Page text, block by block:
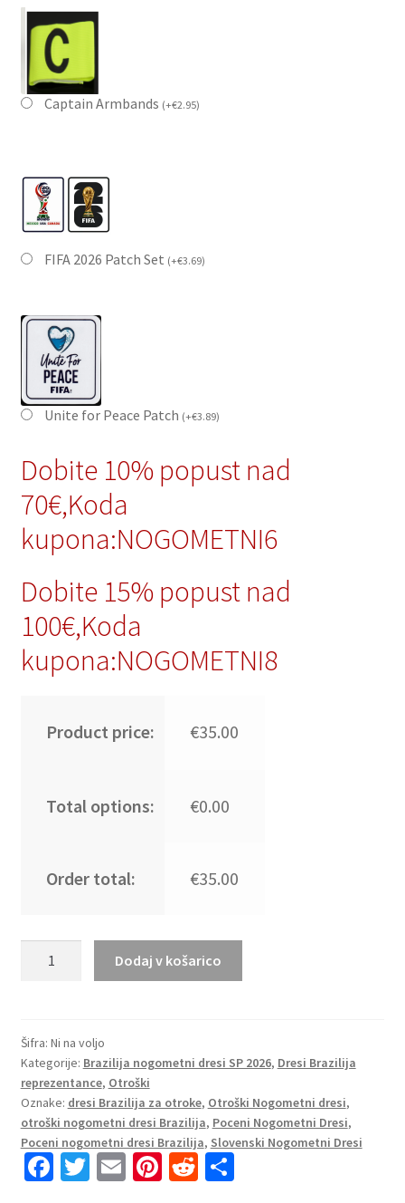
Captain Armbands (+€2.95)
FIFA 2026 Patch Set (+€3.69)
Unite for Peace Patch (+€3.89)
Dobite 10% popust nad
70€,Koda
kupona:NOGOMETNI6
Dobite 15% popust nad
100€,Koda
kupona:NOGOMETNI8
Product price: €35.00
Total options: €0.00
Order total: €35.00
Brazilija
SP
2026
Raphinha
Belloli
#11
Domači
Dodaj v košarico
Šifra: Ni na voljo
Kategorije: Brazilija nogometni dresi SP 2026, Dresi Brazilija
reprezentance, Otroški
Oznake: dresi Brazilija za otroke, Otroški Nogometni dresi,
otroški nogometni dresi Brazilija, Poceni Nogometni Dresi,
Poceni nogometni dresi Brazilija, Slovenski Nogometni Dresi
Fa T E Pi R S